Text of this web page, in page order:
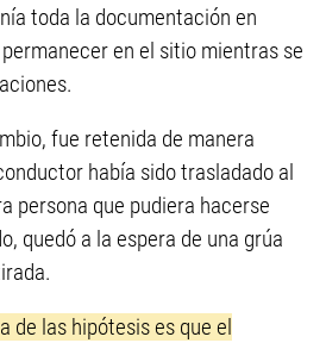
toda la documentación en
en el sitio mientras se
fue retenida de manera
había sido trasladado al
persona que pudiera hacerse
quedó a la espera de una grúa
de las hipótesis es que el